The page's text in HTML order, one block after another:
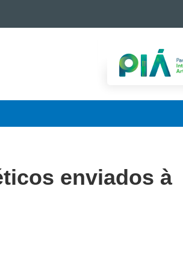
enviados à